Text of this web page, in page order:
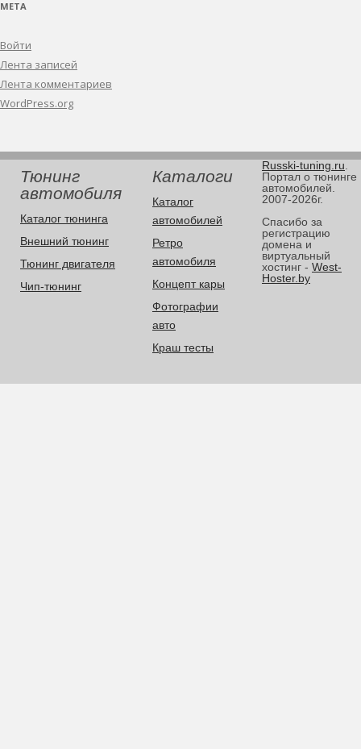
МЕТА
Войти
Лента записей
Лента комментариев
WordPress.org
Тюнинг
автомобиля
Каталог тюнинга
Внешний тюнинг
Тюнинг двигателя
Чип-тюнинг
Каталоги
Каталог
автомобилей
Ретро
автомобиля
Концепт кары
Фотографии
авто
Краш тесты
Russki-tuning.ru
Портал о тюнинге
автомобилей.
2007-2026г.
Спасибо за
регистрацию
домена и
виртуальный
хостинг - West-
Hoster.by